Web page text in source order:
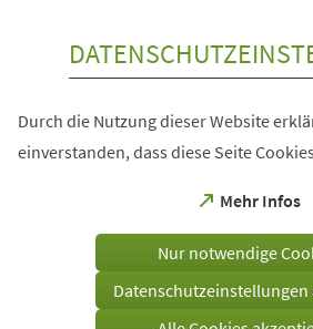
Durch die Nutzung dieser Website
einverstanden, dass diese Seite
Mehr Infos
(Öffnet
einem
Tab)
Nur notwendige
Datenschutzeinstellungen